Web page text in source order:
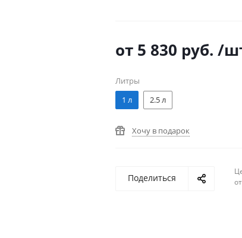
от 5 830 руб. /
Литры
1 л
2.5 л
Хочу в подарок
Поделиться